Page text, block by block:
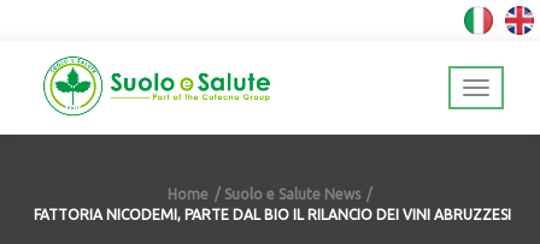
Home
Suolo e Salute News
FATTORIA NICODEMI, PARTE DAL BIO IL RILANCIO DEI VINI ABRUZZESI